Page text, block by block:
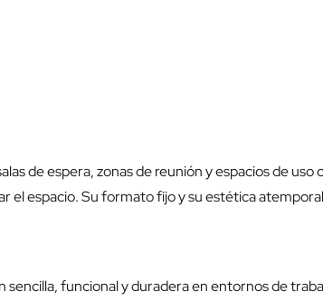
de espera, zonas de reunión y espacios de
espacio. Su formato fijo y su estética
funcional y duradera en entornos de